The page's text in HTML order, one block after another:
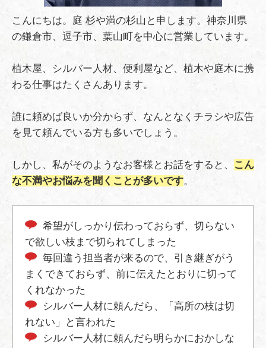
こんにちは。庭 杉や満の杉山と申します。神奈川県
の鎌倉市、逗子市、葉山町を中心に営業しています。
植木屋、シルバー人材、便利屋など、植木や庭木に携
わる仕事はたくさんあります。
誰に頼めば良いか分からず、なんとなくチラシや広告
を見て頼んでいる方も多いでしょう。
しかし、私がそのようなお客様とお話をすると、
こん
な不満やお悩みを聞くことが多いです。
希望がしっかり伝わっておらず、切らない
で欲しい枝まで切られてしまった
毎回違う担当者が来るので、引き継ぎがう
まくできておらず、前に伝えたとおりに切って
くれなかった
シルバー人材に頼んだら、「高所の枝は切
れない」と言われた
シルバー人材に頼んだら明らかにおかしな